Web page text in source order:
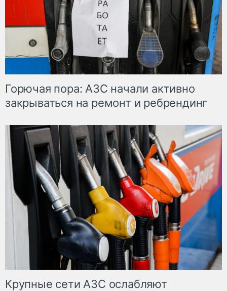
Горючая пора: АЗС начали активно
закрываться на ремонт и ребрендинг
Крупные сети АЗС ослабляют